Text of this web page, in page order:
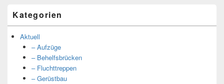
Kategorien
Aktuell
– Aufzüge
– Behelfsbrücken
– Fluchttreppen
– Gerüstbau